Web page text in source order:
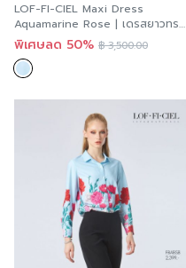
LOF-FI-CIEL Maxi Dress
Aquamarine Rose | เดรสยาวทรง
หลวมแขนสั้น สีฟ้า FBAESB
พิเศษลด 50% ฿3,500.00